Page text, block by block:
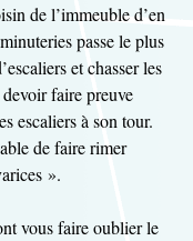
de l’immeuble d’en
passe le plus
et chasser les
faire preuve
escaliers à son tour.
de faire rimer
».
vous faire oublier le